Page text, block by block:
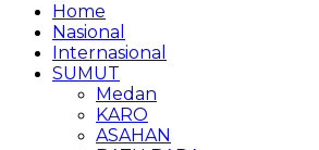
Home
Nasional
Internasional
SUMUT
Medan
KARO
ASAHAN